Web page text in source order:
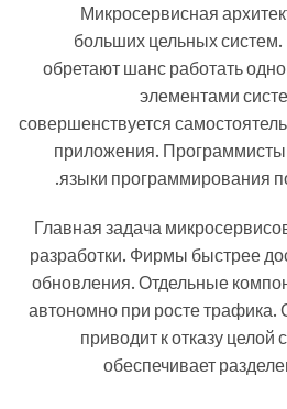
Микросервисная
больших цельных
обретают шанс работать
элементами
совершенствуется
приложения. Программисты
языки программирования
Главная задача
разработки. Фирмы быстрее
обновления. Отдельные
автономно при росте трафика.
приводит к отказу целой
обеспечивает